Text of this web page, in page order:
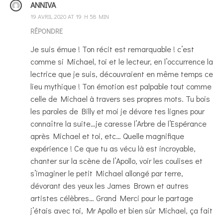
ANNIVA
19 AVRIL 2020 AT 19 H 58 MIN
RÉPONDRE
Je suis émue ! Ton récit est remarquable ! c’est
comme si Michael, toi et le lecteur, en l’occurrence la
lectrice que je suis, découvraient en même temps ce
lieu mythique ! Ton émotion est palpable tout comme
celle de Michael à travers ses propres mots. Tu bois
les paroles de Billy et moi je dévore tes lignes pour
connaître la suite…je caresse l’Arbre de l’Espérance
après Michael et toi, etc… Quelle magnifique
expérience ! Ce que tu as vécu là est incroyable,
chanter sur la scène de l’Apollo, voir les coulises et
s’imaginer le petit Michael allongé par terre,
dévorant des yeux les James Brown et autres
artistes célèbres… Grand Merci pour le partage
j’étais avec toi, Mr Apollo et bien sûr Michael, ça fait